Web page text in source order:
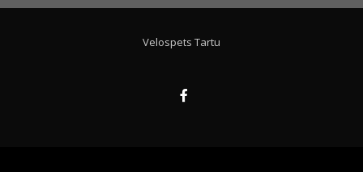
Velospets Tartu